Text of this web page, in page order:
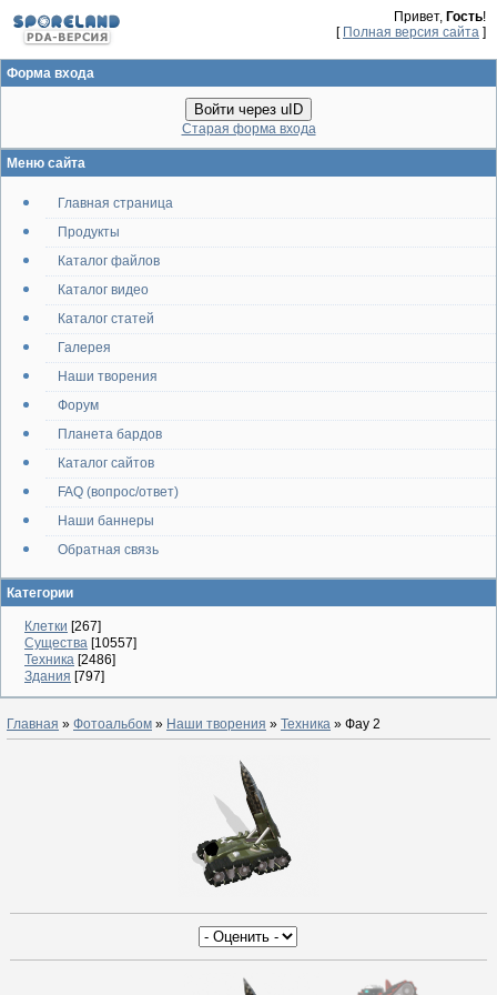
Привет, Гость!
[ Полная версия сайта ]
Форма входа
Войти через uID
Старая форма входа
Меню сайта
Главная страница
Продукты
Каталог файлов
Каталог видео
Каталог статей
Галерея
Наши творения
Форум
Планета бардов
Каталог сайтов
FAQ (вопрос/ответ)
Наши баннеры
Обратная связь
Категории
Клетки [267]
Существа [10557]
Техника [2486]
Здания [797]
Главная » Фотоальбом » Наши творения » Техника » Фау 2